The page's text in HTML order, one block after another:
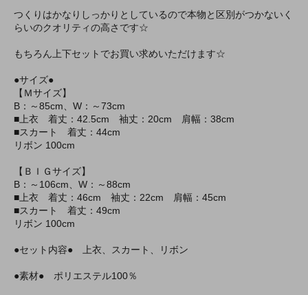
つくりはかなりしっかりとしているので本物と区別がつかないく
らいのクオリティの高さです☆
もちろん上下セットでお買い求めいただけます☆
●サイズ●
【Ｍサイズ】
B：～85cm、W：～73cm
■上衣 着丈：42.5cm 袖丈：20cm 肩幅：38cm
■スカート 着丈：44cm
リボン 100cm
【ＢＩＧサイズ】
B：～106cm、W：～88cm
■上衣 着丈：46cm 袖丈：22cm 肩幅：45cm
■スカート 着丈：49cm
リボン 100cm
●セット内容● 上衣、スカート、リボン
●素材● ポリエステル100％